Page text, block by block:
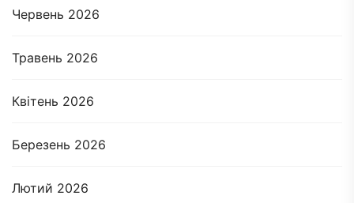
Червень 2026
Травень 2026
Квітень 2026
Березень 2026
Лютий 2026